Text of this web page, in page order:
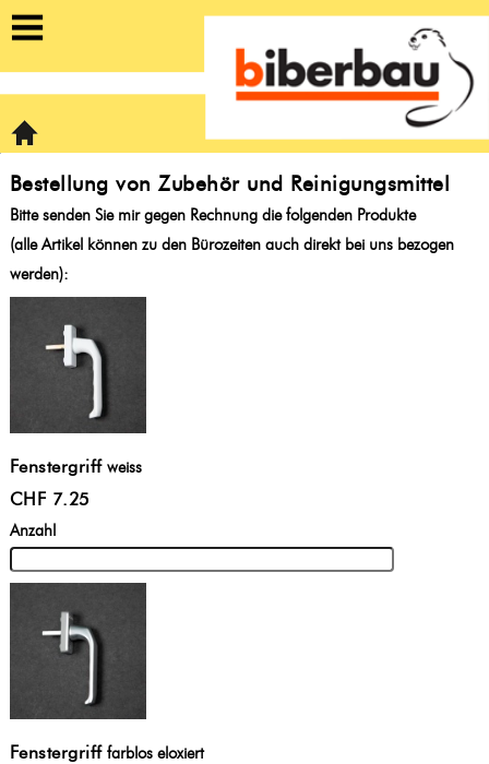
https://biberbau-fenster.ch/shop
Bestellung von Zubehör und Reinigungsmittel
Bitte senden Sie mir gegen Rechnung die folgenden Produkte
(alle Artikel können zu den Bürozeiten auch direkt bei uns bezogen
werden):
Fenstergriffweiss
CHF 7.25
Anzahl
Fenstergrifffarblos eloxiert